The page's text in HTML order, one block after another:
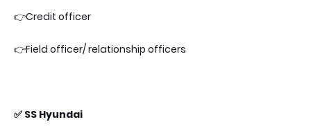
👉Credit officer
👉Field officer/ relationship officers
✅ SS Hyundai